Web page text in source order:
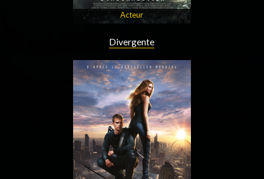
Acteur
Divergente